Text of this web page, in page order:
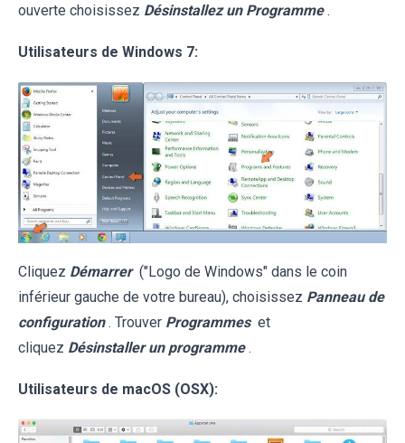
ouverte choisissez Désinstallez un Programme .
Utilisateurs de Windows 7:
Cliquez Démarrer ("Logo de Windows" dans le coin
inférieur gauche de votre bureau), choisissez Panneau de
configuration . Trouver Programmes et
cliquez Désinstaller un programme .
Utilisateurs de macOS (OSX):